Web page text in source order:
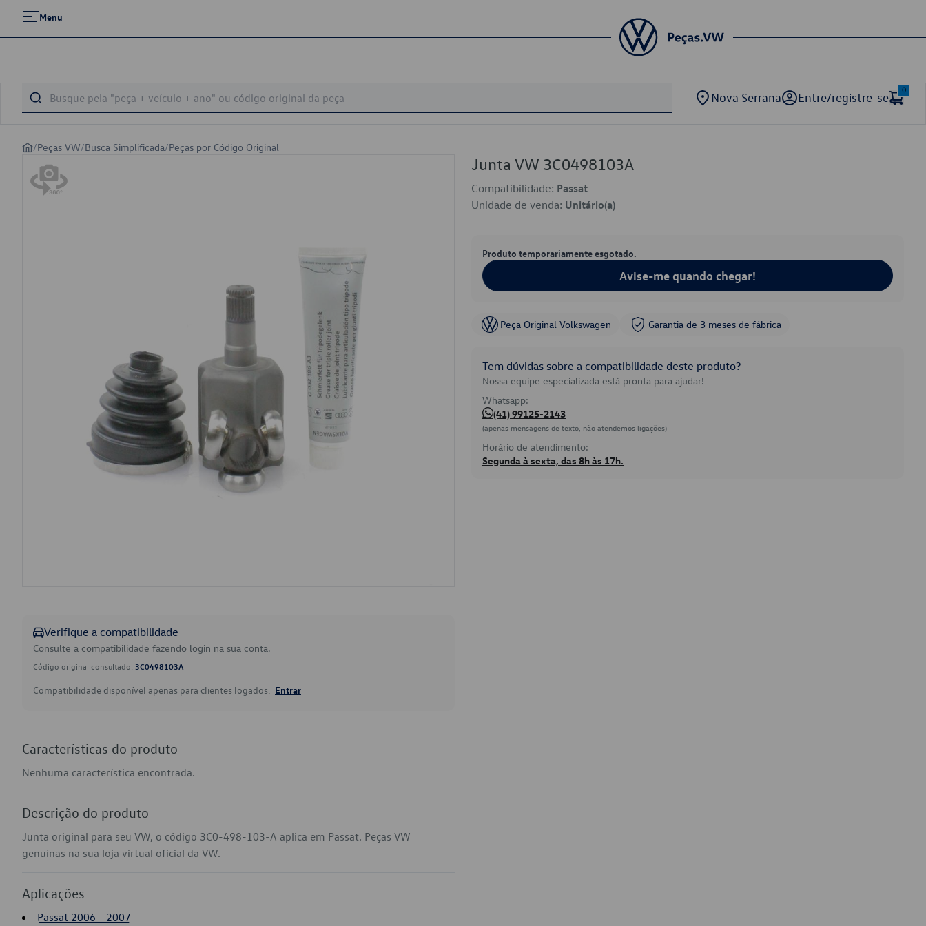
Menu
Nova Serrana Entre/registre-se
0
/Peças VW/Busca Simplificada/Peças por Código Original
Verifique a compatibilidade
Consulte a compatibilidade fazendo login na sua conta.
Código original consultado: 3C0498103A
Compatibilidade disponível apenas para clientes logados. Entrar
Características do produto
Nenhuma característica encontrada.
Descrição do produto
Junta original para seu VW, o código 3C0-498-103-A aplica em Passat. Peças VW
genuínas na sua loja virtual oficial da VW.
Aplicações
Passat 2006 - 2007
Junta VW 3C0498103A
Compatibilidade: Passat
Unidade de venda: Unitário(a)
Produto temporariamente esgotado.
Avise-me quando chegar!
Peça Original Volkswagen Garantia de 3 meses de fábrica
Tem dúvidas sobre a compatibilidade deste produto?
Nossa equipe especializada está pronta para ajudar!
Whatsapp:
(41) 99125-2143
(apenas mensagens de texto, não atendemos ligações)
Horário de atendimento:
Segunda à sexta, das 8h às 17h.